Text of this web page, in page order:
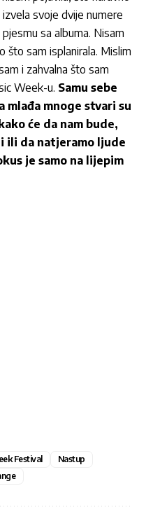
svoje dvije numere
sa albuma. Nisam
što sam isplanirala. Mislim
i zahvalna što sam
Week-u. Samu sebe
mlađa mnoge stvari su
će da nam bude,
ili da natjeramo ljude
je samo na lijepim
Festival
Nastup